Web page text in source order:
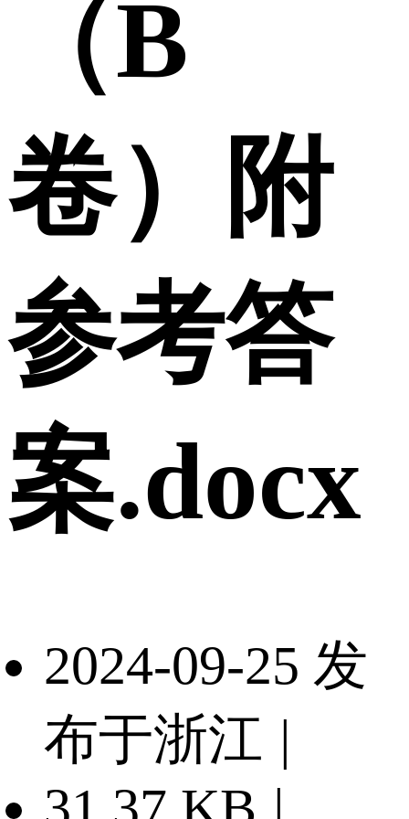
（B
卷）附
参考答
案.docx
2024-09-25 发
布于浙江 |